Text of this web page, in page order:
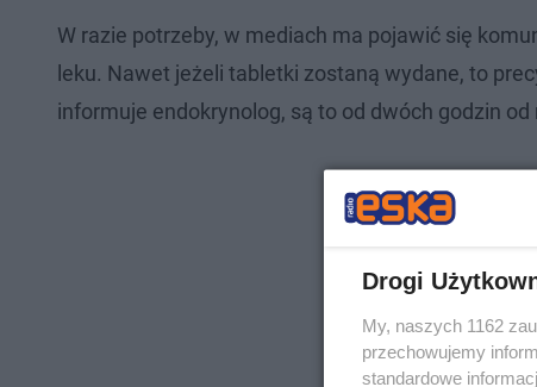
W razie potrzeby, w mediach ma pojawić się
leku. Nawet jeżeli tabletki zostaną wydane, to
informuje endokrynolog, są to od dwóch godzin
Drogi
My, naszych 1162
przechowujemy
standardowe